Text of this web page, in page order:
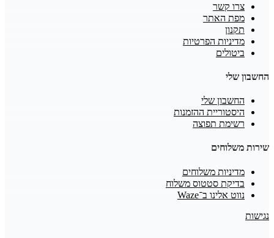
צרו קשר
מפת האתר
תקנון
מדיניות הפרטיות
ביטולים
החשבון שלי
החשבון שלי
היסטוריית ההזמנות
רשימת תפוצה
שירות משלוחים
מדיניות משלוחים
בדיקת סטטוס משלוח
נווט אלינו ב־Waze
נגישות